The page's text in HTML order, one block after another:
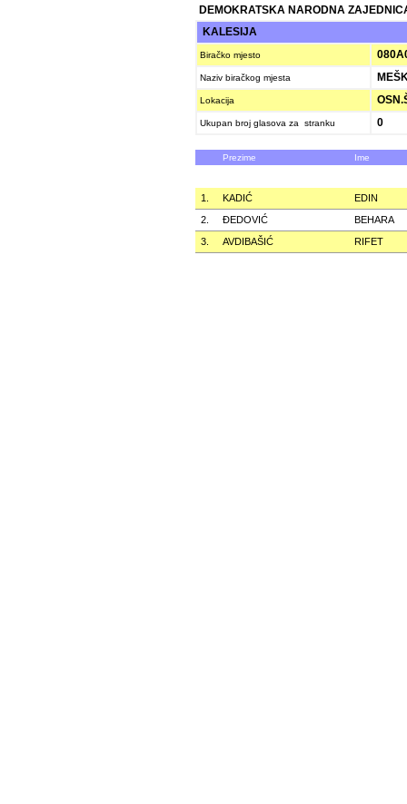
DEMOKRATSKA NARODNA
KALESIJA
Biračko mjesto
Naziv biračkog mjesta
Lokacija
Ukupan broj glasova za stranku 0
Prezime Ime
1. KADIĆ
EDIN
2.
ÐEDOVIĆ
BEHARA
3.
AVDIBAŠIĆ RIFET